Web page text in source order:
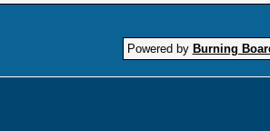
Powered by Burning